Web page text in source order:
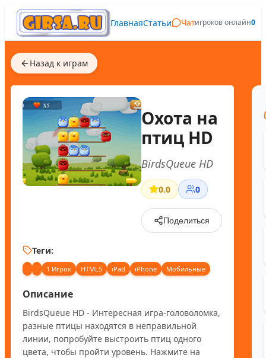
ГлавнаяСтатьи Чатигроков онлайн0
Назад к играм
Охота на
птиц HD
BirdsQueue HD
0.0 0
Поделиться
Теги:
1 Игрок HTML5 iPad iPhone Мобильные
Описание
BirdsQueue HD - Интересная игра-головоломка,
разные птицы находятся в неправильной
линии, попробуйте выстроить птиц одного
цвета, чтобы пройти уровень. Нажмите на